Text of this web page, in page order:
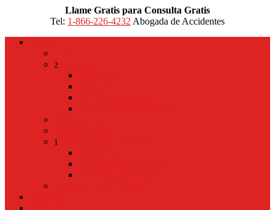
Llame Gratis para Consulta Gratis
Tel: 1-866-226-4232 Abogada de Accidentes
2
1